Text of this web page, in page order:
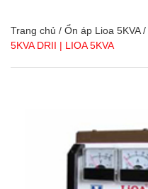
Trang chủ / Ổn áp Lioa 5KVA /
5KVA DRII | LIOA 5KVA